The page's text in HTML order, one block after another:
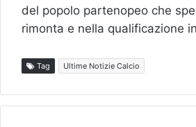
del popolo partenopeo che
rimonta e nella qualificazione
Tag Ultime Notizie Calcio